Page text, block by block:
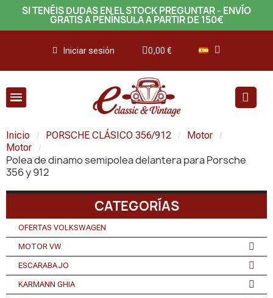
SI TENÉIS DUDAS EN EL STOCK PREGUNTAR - ENVÍO
GRATIS A PENÍNSULA A PARTIR DE 150€
Iniciar sesión 0,00 €
Inicio PORSCHE CLÁSICO 356/912
Motor
Motor
Polea de dinamo semipolea delantera para Porsche
356 y 912
CATEGORÍAS
OFERTAS VOLKSWAGEN
MOTOR VW
ESCARABAJO
KARMANN GHIA